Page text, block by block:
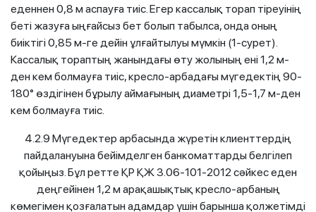
еденнен 0,8 м аспауға тиіс. Егер кассалық торап тіреуінің
беті жазуға ыңғайсыз бет болып табылса, онда оның
биіктігі 0,85 м-ге дейін ұлғайтылуы мүмкін (1-сурет).
Кассалық тораптың жанындағы өту жолының ені 1,2 м-
ден кем болмауға тиіс, кресло-арбадағы мүгедектің 90-
180° өздігінен бұрылу аймағының диаметрі 1,5-1,7 м-ден
кем болмауға тиіс.
4.2.9 Мүгедектер арбасында жүретін клиенттердің
пайдалануына бейімделген банкоматтарды белгілеп
қойыңыз. Бұл ретте ҚР ҚЖ 3.06-101-2012 сәйкес еден
деңгейінен 1,2 м арақашықтық кресло-арбаның
көмегімен қозғалатын адамдар үшін барынша қолжетімді